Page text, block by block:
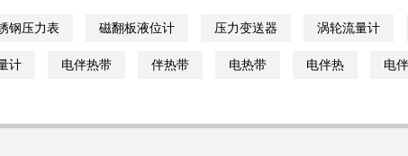
钢压力表 磁翻板液位计 压力变送器 涡轮流量计
计 电伴热带 伴热带 电热带 电伴热 电